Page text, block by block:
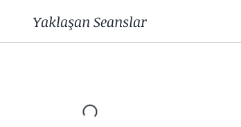
Yaklaşan Seanslar